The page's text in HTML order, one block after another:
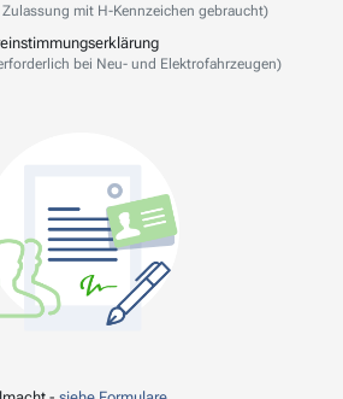
mit H-Kennzeichen gebraucht)
bei Neu- und Elektrofahrzeugen)